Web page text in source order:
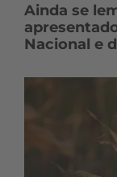
Ainda se
Nacional e